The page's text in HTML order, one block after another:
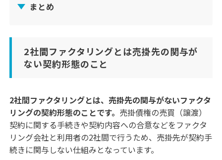
まとめ
2社間ファクタリングとは売掛先の関与が
ない契約形態のこと
2社間ファクタリングとは、売掛先の関与がないファクタ
リングの契約形態のことです。 売掛債権の売買（譲渡）
契約に関する手続きや契約内容への合意などをファクタ
リング会社と利用者の2社間で行うため、売掛先が契約手
続きに関与しない仕組みとなっています。